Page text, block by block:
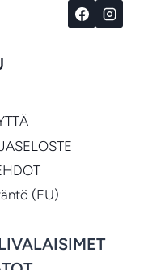
(EU)